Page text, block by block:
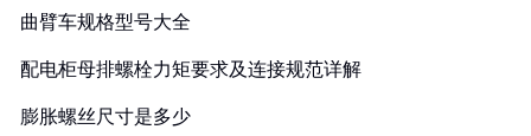
曲臂车规格型号大全
配电柜母排螺栓力矩要求及连接规范详解
膨胀螺丝尺寸是多少